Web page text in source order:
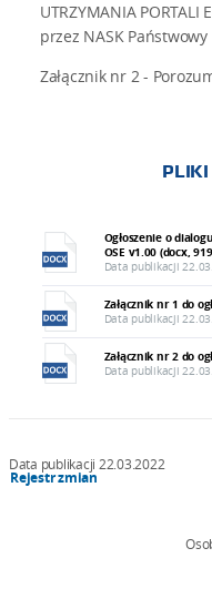
UTRZYMANIA PORTALI
przez NASK
Załącznik nr 2 -
PLIKI
Ogłoszenie o
OSE v1.00 (docx,
Data publikacji
Załącznik nr 1 do
Data publikacji
Załącznik nr 2 do
Data publikacji
Data publikacji 22.03.2022
Rejestr zmian